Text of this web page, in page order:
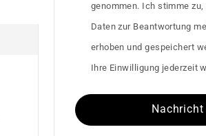
genommen. Ich stimme
Daten zur Beantwortung
erhoben und gespeichert
Ihre Einwilligung jederzeit
Nachricht